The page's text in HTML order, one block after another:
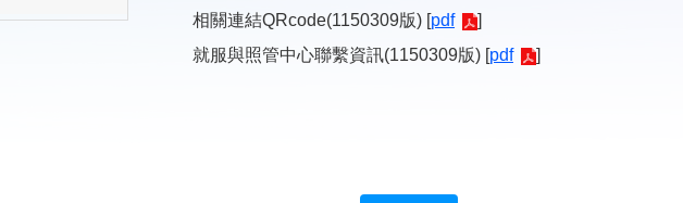
相關連結QRcode(1150309版) [pdf
]
就服與照管中心聯繫資訊(1150309版) [pdf ]